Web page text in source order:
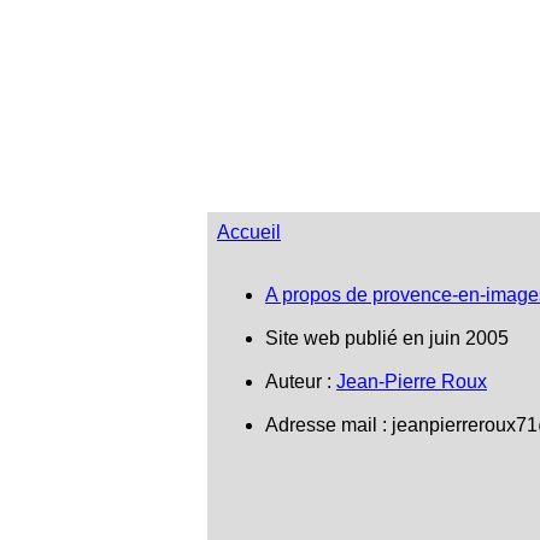
Accueil
A propos de provence-en-
Site web publié en juin 2005
Auteur : Jean-Pierre Roux
Adresse mail :